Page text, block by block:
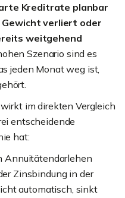
Kreditrate planbar
verliert oder
weitgehend
Szenario sind es
jeden Monat weg ist,
im direkten Vergleich
entscheidende
hat:
Annuitätendarlehen
Zinsbindung in der
automatisch, sinkt